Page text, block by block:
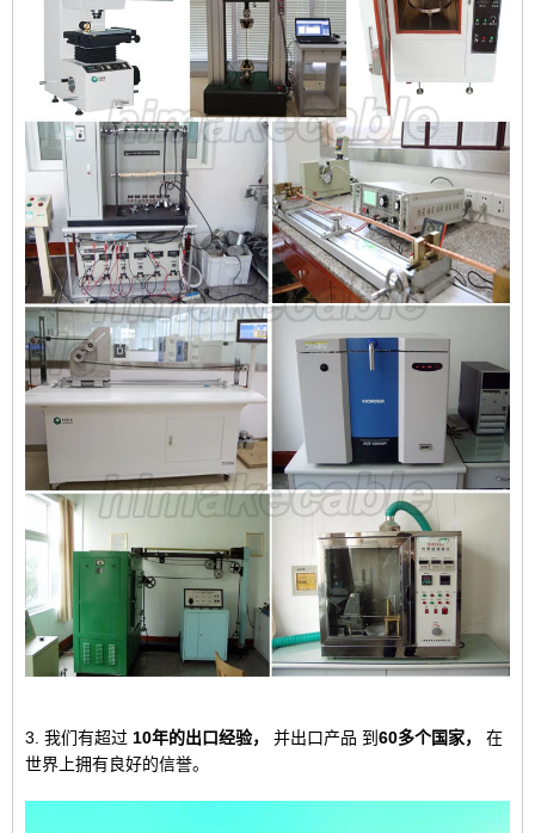
3. 我们有超过 10年的出口经验， 并出口产品 到 60多个国家，
在
世界上拥有良好的信誉。